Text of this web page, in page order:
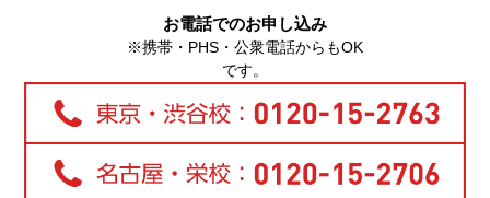
お電話でのお申し込み
※携帯・PHS・公衆電話からもOK
です。